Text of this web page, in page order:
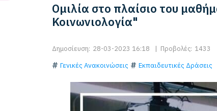
Ομιλία στο πλαίσιο του
Κοινωνιολογία"
Δημοσίευση: 28-03-2023 16:18 | Προβολές: 1433
Γενικές Ανακοινώσεις Εκπαιδευτικές Δράσεις